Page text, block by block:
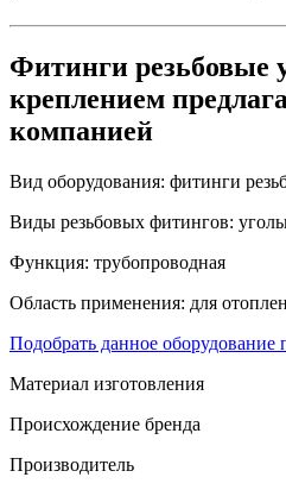
Фитинги резьбовые
креплением
компанией
Вид оборудования: фитинги
Виды резьбовых фитингов:
Функция: трубопроводная
Область применения: для
Подобрать данное оборудование
Материал изготовления
Происхождение бренда
Производитель